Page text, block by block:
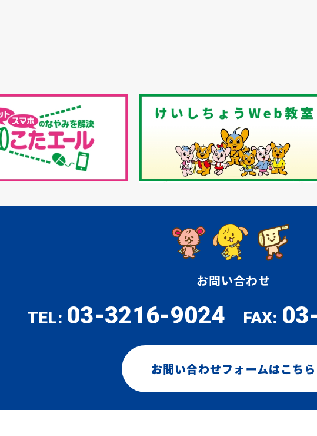
お問い合わせ
TEL: 03-3216-9024 FAX:
お問い合わせフォームはこちら